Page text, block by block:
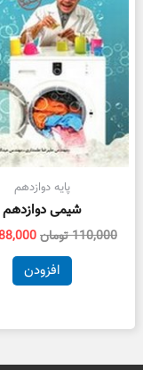
پایه دوازدهم
شیمی دوازدهم
110,000تومان
افزودن